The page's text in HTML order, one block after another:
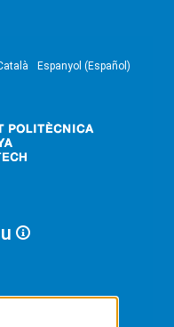
Espanyol (Español)